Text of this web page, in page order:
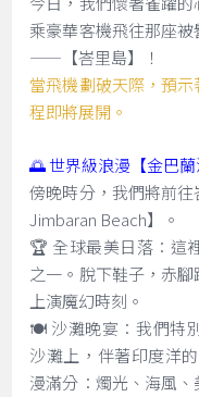
乘豪華客機飛往那座
——【峇里島】！
當飛機劃破天際，預
程即將展開。
🌅 世界級浪漫【金巴蘭
傍晚時分，我們將前
Jimbaran Beach】。
🏆 全球最美日落：這
之一。脫下鞋子，赤
上演魔幻時刻。
🍽️ 沙灘晚宴：我們特
沙灘上，伴著印度洋
漫滿分：燭光、海風